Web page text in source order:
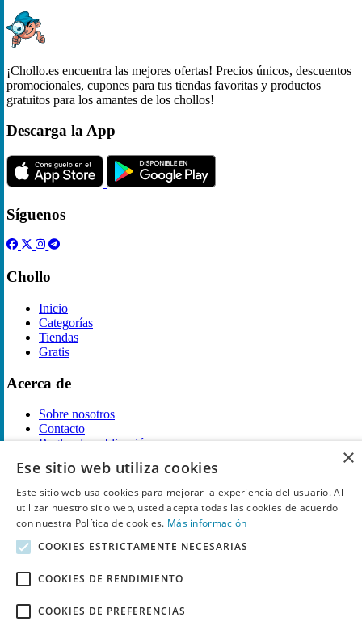
¡Chollo.es encuentra las mejores ofertas! Precios únicos, descuentos
promocionales, cupones para tus tiendas favoritas y productos
gratuitos para los amantes de los chollos!
Descarga la App
Síguenos
Chollo
Inicio
Categorías
Tiendas
Gratis
Acerca de
Sobre nosotros
Contacto
Reglas de publicación
Información legal
Privacidad
Declaración de cookies
Descargo de Responsabilidad
reservados.
×
Ese sitio web utiliza cookies
Este sitio web usa cookies para mejorar la experiencia del usuario. Al
utilizar nuestro sitio web, usted acepta todas las cookies de acuerdo
con nuestra Política de cookies. Más información
COOKIES ESTRICTAMENTE NECESARIAS
COOKIES DE RENDIMIENTO
COOKIES DE PREFERENCIAS